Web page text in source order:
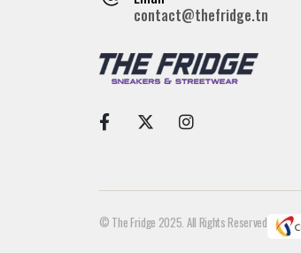
contact@thefridge.tn
© The Fridge 2025. All Rights Reserved